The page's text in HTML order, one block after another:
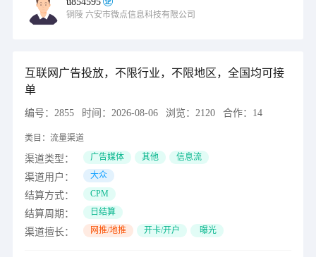
铜陵 六安市微点信息科技有限公司
互联网广告投放，不限行业，不限地区，全国均可接
单
编号： 2855 时间： 2026-08-06 浏览： 2120 合作： 14
类目： 流量渠道
渠道类型： 广告媒体 其他 信息流
渠道用户： 大众
结算方式： CPM
结算周期： 日结算
渠道擅长： 网推/地推 开卡/开户 曝光